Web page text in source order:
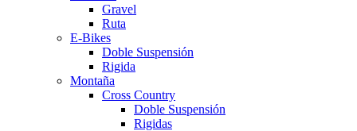
Gravel
Ruta
E-Bikes
Doble Suspensión
Rigida
Montaña
Cross Country
Doble Suspensión
Rigidas